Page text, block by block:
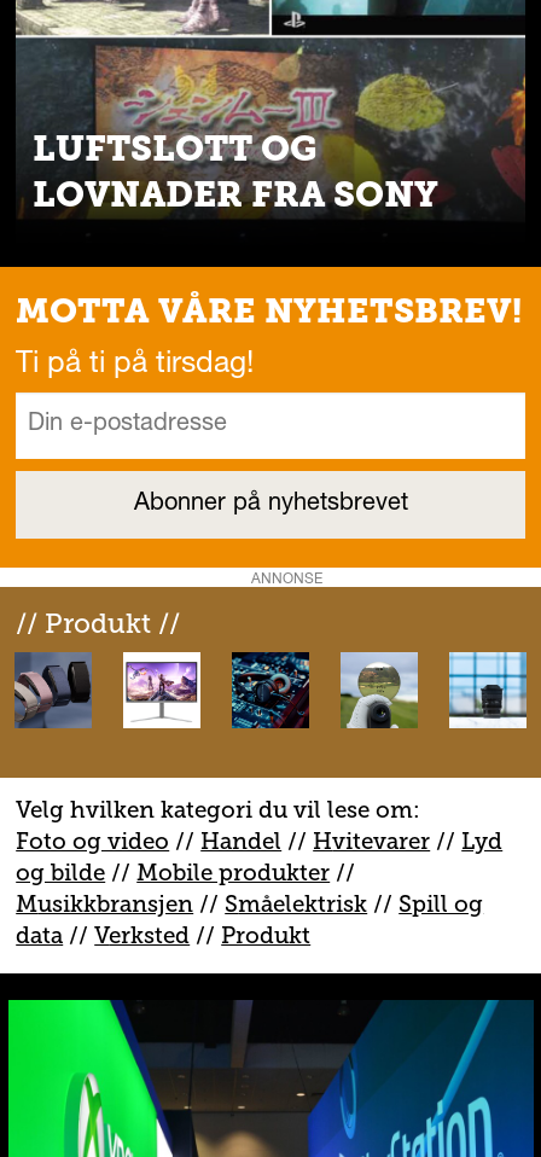
LUFTSLOTT OG
LOVNADER FRA SONY
MOTTA VÅRE NYHETSBREV!
Ti på ti på tirsdag!
ANNONSE
// Produkt //
Velg hvilken kategori du vil lese om:
Foto og video // Handel // Hvitevarer // Lyd
og bilde //Mobile produkter //
Musikkbransjen // Småelektrisk // Spill og
data //Verksted // Produkt